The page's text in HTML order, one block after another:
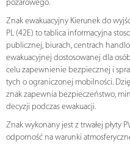
pożarowego.
Znak ewakuacyjny Kierunek do
PL (42E) to tablica informacyjna
publicznej, biurach, centrach
ewakuacyjnej dostosowanej dla
celu zapewnienie bezpiecznej i
tych o ograniczonej mobilności.
znak zapewnia bezpieczeństwo,
decyzji podczas ewakuacji.
Znak wykonany jest z trwałej płyty
odporność na warunki